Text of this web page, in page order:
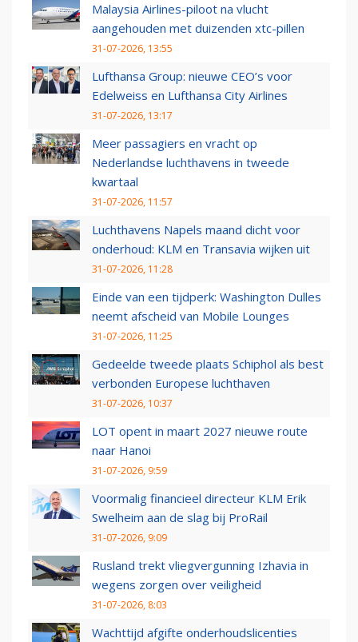
Malaysia Airlines-piloot na vlucht
aangehouden met duizenden xtc-pillen
31-07-2026, 13:55
Lufthansa Group: nieuwe CEO’s voor
Edelweiss en Lufthansa City Airlines
31-07-2026, 13:17
Meer passagiers en vracht op
Nederlandse luchthavens in tweede
kwartaal
31-07-2026, 11:57
Luchthavens Napels maand dicht voor
onderhoud: KLM en Transavia wijken uit
31-07-2026, 11:28
Einde van een tijdperk: Washington Dulles
neemt afscheid van Mobile Lounges
31-07-2026, 11:25
Gedeelde tweede plaats Schiphol als best
verbonden Europese luchthaven
31-07-2026, 10:37
LOT opent in maart 2027 nieuwe route
naar Hanoi
31-07-2026, 9:59
Voormalig financieel directeur KLM Erik
Swelheim aan de slag bij ProRail
31-07-2026, 9:09
Rusland trekt vliegvergunning Izhavia in
wegens zorgen over veiligheid
31-07-2026, 8:03
Wachttijd afgifte onderhoudslicenties